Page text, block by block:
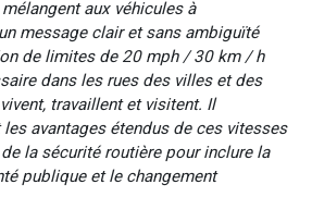
aux véhicules à
message clair et sans ambiguïté
de limites de 20 mph / 30 km / h
dans les rues des villes et des
travaillent et visitent. Il
avantages étendus de ces vitesses
la sécurité routière pour inclure la
publique et le changement